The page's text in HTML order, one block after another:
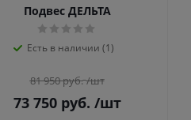
Подвес ДЕЛЬТА
Есть в наличии (1)
81 950руб. /шт
73 750руб. /шт